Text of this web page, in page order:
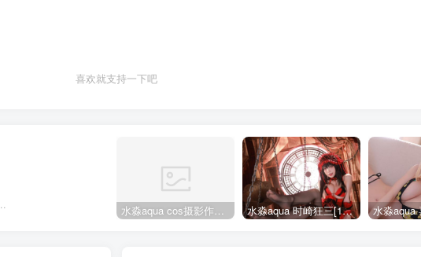
喜欢就支持一下吧
水淼aqua cos摄影作品合集155套 水淼aqua 时崎狂三[109P-128MB]